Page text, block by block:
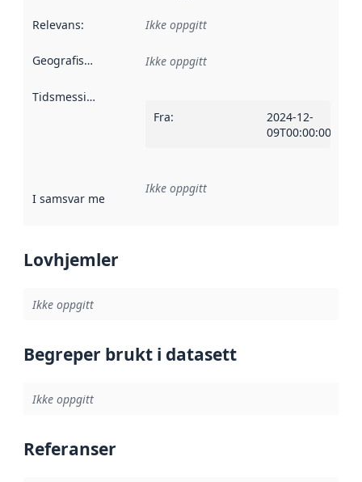
Relevans: Ikke oppgitt
Geografisk avgrensning :
Ikke oppgitt
Tidsmessig avgrensning
Fra:
2024-12-
09T00:00:00Z
I samsvar med Referanse til en implementasjonsregel
Ikke oppgitt
Lovhjemler
Ikke oppgitt
Begreper brukt i datasett
Ikke oppgitt
Referanser